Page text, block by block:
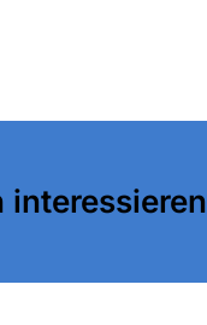
interessieren